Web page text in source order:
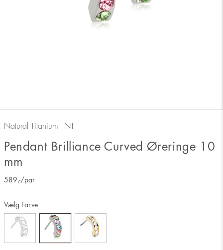
Natural Titanium - NT
Pendant Brilliance Curved Øreringe 10
mm
589 ,-/par
Vælg Farve